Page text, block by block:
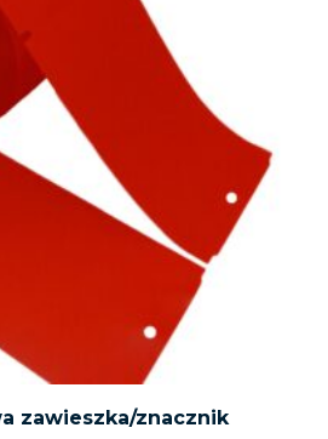
zawieszka/znacznik